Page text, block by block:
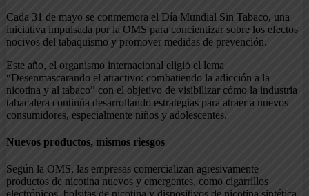
Cada 31 de mayo se conmemora el Día Mundial Sin Tabaco, una
iniciativa impulsada por la OMS para concientizar sobre los efectos
nocivos del tabaquismo y promover medidas de prevención.
Este año, el organismo internacional eligió el lema
“Desenmascarando el atractivo: combatiendo la adicción a la
nicotina y al tabaco” con el objetivo de visibilizar cómo la industria
tabacalera continúa desarrollando estrategias para atraer a nuevos
consumidores, especialmente niños y adolescentes.
Nuevos productos, mismos riesgos
Según la OMS, las empresas comercializan agresivamente
productos de nicotina nuevos y emergentes, como cigarrillos